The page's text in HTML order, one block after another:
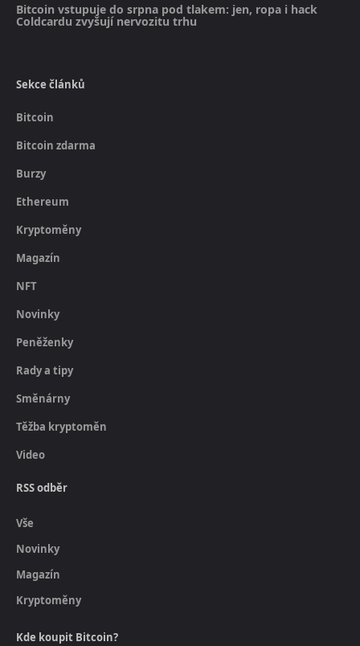
Bitcoin vstupuje do srpna pod tlakem: jen, ropa i hack
Coldcardu zvyšují nervozitu trhu
Sekce článků
Bitcoin
Bitcoin zdarma
Burzy
Ethereum
Kryptoměny
Magazín
NFT
Novinky
Peněženky
Rady a tipy
Směnárny
Těžba kryptoměn
Video
RSS odběr
Vše
Novinky
Magazín
Kryptoměny
Kde koupit Bitcoin?